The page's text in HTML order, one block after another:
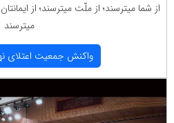
از شما میترسند؛ از ملّت میترسند؛ از
میترسند
واكنش جمعیت اعتلای